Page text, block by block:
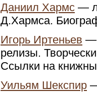
Даниил Хармс —
Д.Хармса.
Игорь Иртеньев —
релизы.
Ссылки на
Уильям Шекспир